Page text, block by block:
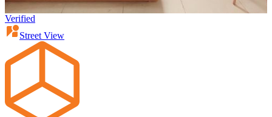
Verified
Street View